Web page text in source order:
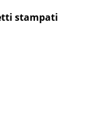
stampati